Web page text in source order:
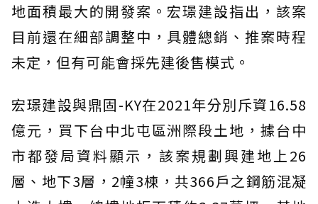
地面積最大的開發案。宏璟建設指出，該案
目前還在細部調整中，具體總銷、推案時程
未定，但有可能會採先建後售模式。
宏璟建設與鼎固-KY在2021年分別斥資16.58
億元，買下台中北屯區洲際段土地，據台中
市都發局資料顯示，該案規劃興建地上26
層、地下3層，2幢3棟，共366戶之鋼筋混凝